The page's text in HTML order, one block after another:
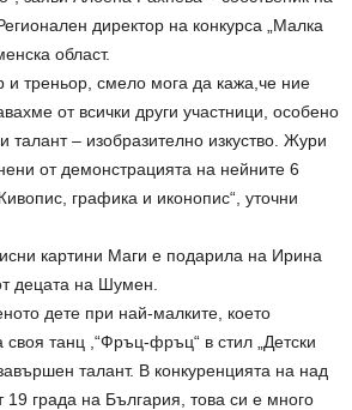
директор на конкурса „Малка
област.
и треньор, смело мога да кажа,че ние
от всички други участници, особено
талант – изобразително изкуство. Жури
от демонстрацията на нейните 6
графика и иконопис“, уточни
картини Маги е подарила на Ирина
децата на Шумен.
дете при най-малките, което
своя танц ,“Фръц-фръц“ в стил „Детски
талант. В конкуренцията на над
града на България, това си е много